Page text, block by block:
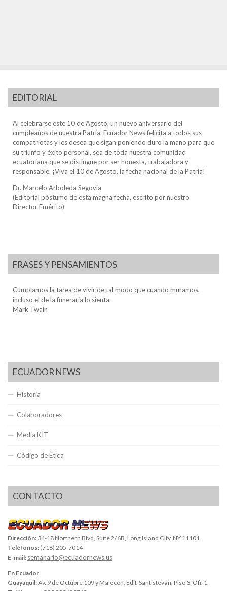
EDITORIAL
Al celebrarse este 10 de Agosto, un nuevo aniversario del
cumpleaños de nuestra Patria, Ecuador News felicita a todos sus
compatriotas y les desea que sigan poniendo duro la mano para que
su triunfo y éxito personal, sea de toda nuestra comunidad
ecuatoriana que se distingue por ser honesta, trabajadora y
responsable. ¡Viva el 10 de Agosto, la fecha nacional de la Patria!
Dr. Marcelo Arboleda Segovia
(Editorial póstumo de esta magna fecha, escrito por nuestro
Director Emérito)
FRASES Y PENSAMIENTOS
Cumplamos la tarea de vivir de tal modo que cuando muramos,
incluso el de la funeraria lo sienta.
Mark Twain
ECUADOR NEWS
Historia
Colaboradores
Media KIT
Código de Ética
CONTACTO
Dirección: 34-18 Northern Blvd, Suite 2/6B, Long Island City, NY 11101
Teléfonos: (718) 205-7014
E-mail: semanario@ecuadornews.us
En Ecuador
Guayaquil:Av. 9 de Octubre 109 y Malecón, Edif. Santistevan, Piso 3, Ofi. 1